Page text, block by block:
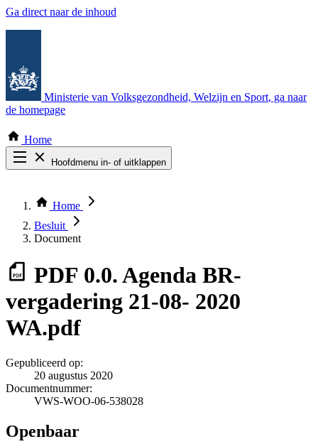
Ga direct naar de inhoud
Ministerie van Volksgezondheid, Welzijn en Sport, ga naar
de homepage
Home
Hoofdmenu in- of uitklappen
Thema COVID-19
Bekijk per bestuursorgaan
Home
Besluit
Document
PDF 0.0. Agenda BR-
vergadering 21-08- 2020
WA.pdf
Gepubliceerd op:
20 augustus 2020
Documentnummer:
VWS-WOO-06-538028
Openbaar